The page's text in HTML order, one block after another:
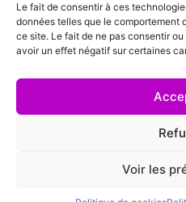
Le fait de consentir à ces
données telles que le comportement
ce site. Le fait de ne pas consentir
avoir un effet négatif sur certaines
Voir les
Agence de Lyon
Agence de Cannes